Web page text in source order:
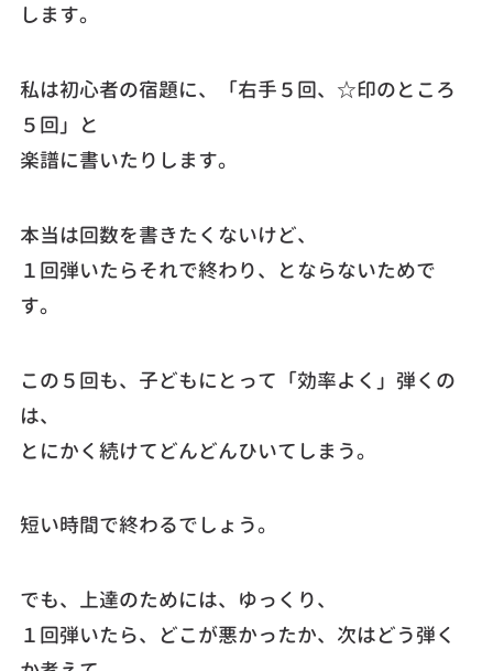
します。
私は初心者の宿題に、「右手５回、☆印のところ
５回」と
楽譜に書いたりします。
本当は回数を書きたくないけど、
１回弾いたらそれで終わり、とならないためで
す。
この５回も、子どもにとって「効率よく」弾くの
は、
とにかく続けてどんどんひいてしまう。
短い時間で終わるでしょう。
でも、上達のためには、ゆっくり、
１回弾いたら、どこが悪かったか、次はどう弾く